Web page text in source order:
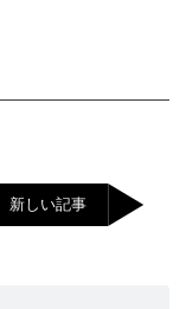
新しい記事